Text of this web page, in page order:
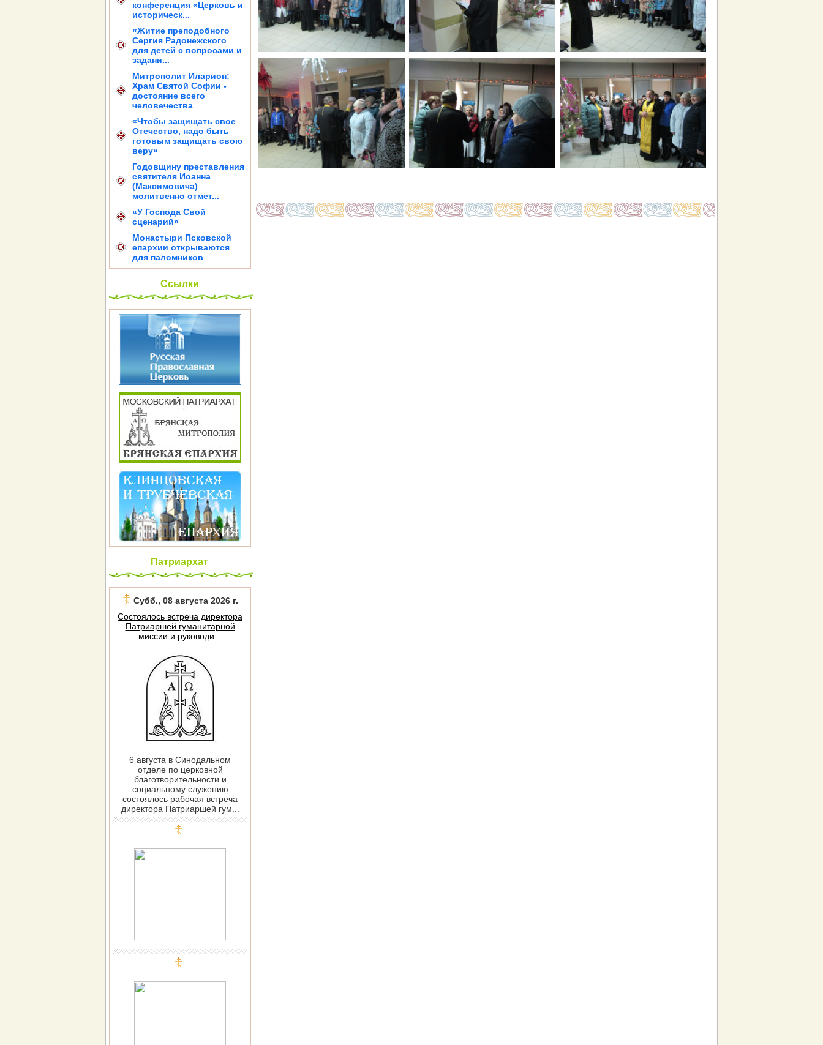
конференция «Церковь и
историческ...
«Житие преподобного
Сергия Радонежского
для детей с вопросами и
задани...
Митрополит Иларион:
Храм Святой Софии -
достояние всего
человечества
«Чтобы защищать свое
Отечество, надо быть
готовым защищать свою
веру»
Годовщину преставления
святителя Иоанна
(Максимовича)
молитвенно отмет...
«У Господа Свой
сценарий»
Монастыри Псковской
епархии открываются
для паломников
Ссылки
Патриархат
Субб., 08 августа 2026 г.
Состоялось встреча директора
Патриаршей гуманитарной
миссии и руководи...
6 августа в Синодальном
отделе по церковной
благотворительности и
социальному служению
состоялось рабочая встреча
директора Патриаршей гум...